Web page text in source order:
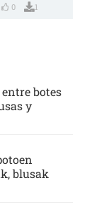
0 1
entre botes
y
blusak